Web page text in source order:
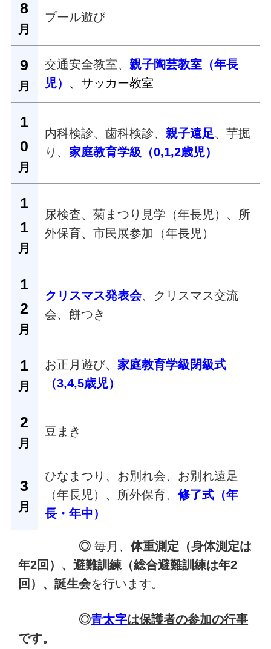
8
月
プール遊び
9
月
交通安全教室、 親子陶芸教室（年長
児） 、サッカー教室
1
0
月
内科検診、歯科検診、 親子遠足、芋掘
り、 家庭教育学級（0,1,2歳児）
1
1
月
尿検査、菊まつり見学（年長児）、所
外保育、市民展参加（年長児）
1
2
月
クリスマス発表会、クリスマス交流
会、餅つき
1
月
お正月遊び、 家庭教育学級閉級式
（3,4,5歳児）
2
月
豆まき
3
月
ひなまつり、お別れ会、お別れ遠足
（年長児）、所外保育、修了式（年
長・年中）
◎ 毎月、体重測定（身体測定は
年2回）、避難訓練（総合避難訓練は年2
回）、誕生会を行います。
◎青太字は保護者の参加の行事
です。